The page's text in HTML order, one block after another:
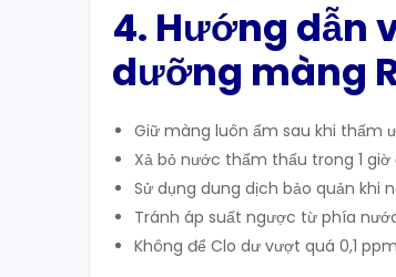
4. Hướng dẫn
dưỡng màng
Giữ màng luôn ẩm sau khi thấm
Xả bỏ nước thẩm thấu trong 1 giờ
Sử dụng dung dịch bảo quản khi
Tránh áp suất ngược từ phía
Không để Clo dư vượt quá 0,1